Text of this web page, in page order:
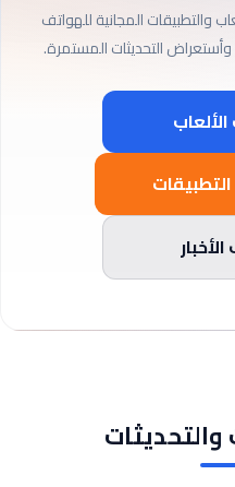
المجانية للهواتف
التحديثات المستمرة.